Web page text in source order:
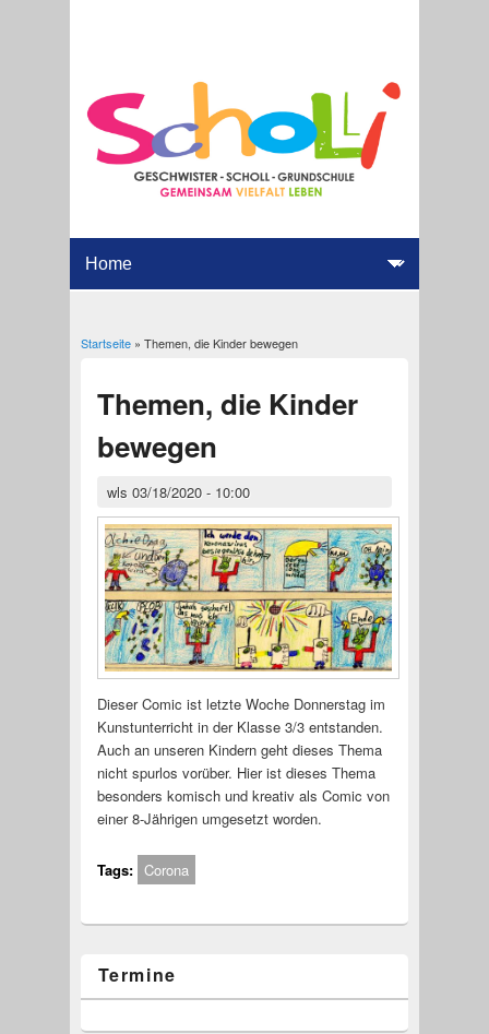
Sie sind hier
Startseite» Themen, die Kinder bewegen
Themen, die Kinder
bewegen
wls 03/18/2020 - 10:00
Dieser Comic ist letzte Woche Donnerstag im
Kunstunterricht in der Klasse 3/3 entstanden.
Auch an unseren Kindern geht dieses Thema
nicht spurlos vorüber. Hier ist dieses Thema
besonders komisch und kreativ als Comic von
einer 8-Jährigen umgesetzt worden.
Tags: Corona
Termine